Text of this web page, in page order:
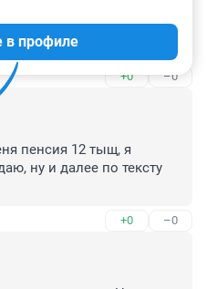
надо было прятать между
Орджоникидзе ее
стороны мэрии таже
ул.Ленина - закрывают
а со стороны
вид сооружений,
вблизи елку можно
Можно же было на 5-6
к монументу, ее бы
Предыдущие года это так
+0 –0
в профиле
пенсия 12 тыщ, я
ну и далее по тексту
+0 –0